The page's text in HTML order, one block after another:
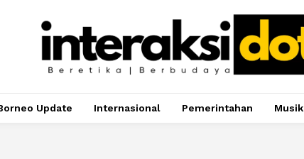
Update Internasional Pemerintahan Musik